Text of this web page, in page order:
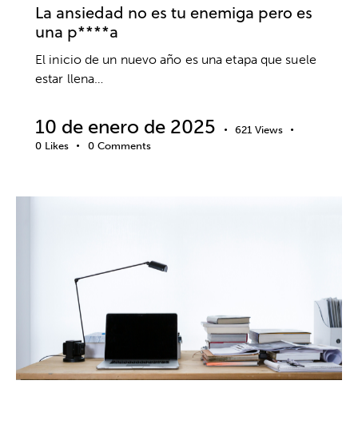
La ansiedad no es tu enemiga pero es
una p****a
El inicio de un nuevo año es una etapa que suele
estar llena…
10 de enero de 2025 621 Views
0 Likes 0 Comments